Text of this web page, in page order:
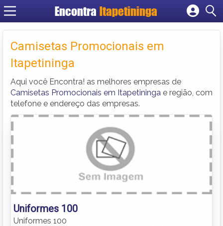
Encontra Itapetininga
Cadastrar empresa
Criar conta
Camisetas Promocionais em
Itapetininga
Aqui você Encontra! as melhores empresas de
Camisetas Promocionais em Itapetininga e região, com
telefone e endereço das empresas.
Uniformes 100
Uniformes 100